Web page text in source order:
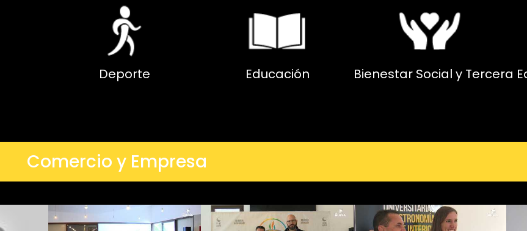
Deporte Educación Bienestar Social y Tercera
Comercio y Empresa